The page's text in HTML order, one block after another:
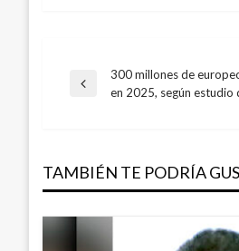
entradas
Entrada
300 millones de
en 2025, según estudio
TAMBIÉN TE PODRÍA